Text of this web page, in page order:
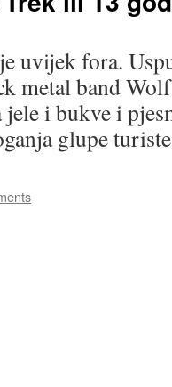
uvijek fora.
metal band
i bukve i
glupe